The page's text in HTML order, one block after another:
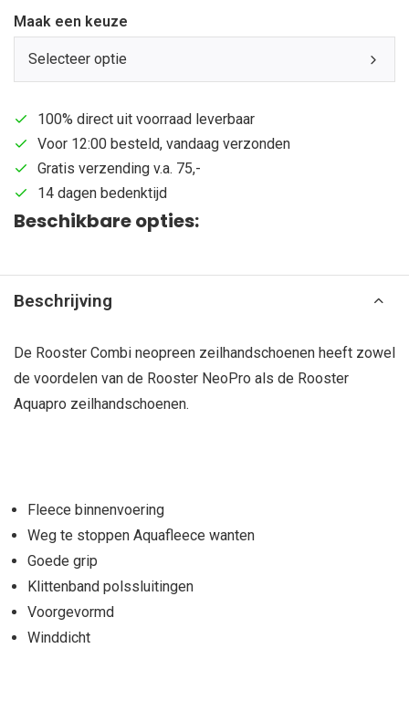
Maak een keuze
Selecteer optie
100% direct uit voorraad leverbaar
Voor 12:00 besteld, vandaag verzonden
Gratis verzending v.a. 75,-
14 dagen bedenktijd
Beschikbare opties:
Beschrijving
De Rooster Combi neopreen zeilhandschoenen heeft zowel
de voordelen van de Rooster NeoPro als de Rooster
Aquapro zeilhandschoenen.
Fleece binnenvoering
Weg te stoppen Aquafleece wanten
Goede grip
Klittenband polssluitingen
Voorgevormd
Winddicht